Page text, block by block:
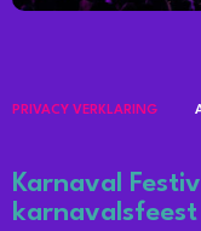
PRIVACY VERKLARING
Karnaval
karnavalsfeest